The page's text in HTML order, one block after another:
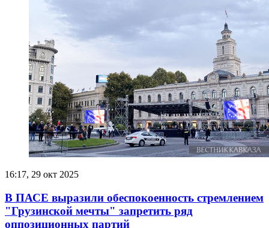
16:17, 29 окт 2025
В ПАСЕ выразили обеспокоенность стремлением
"Грузинской мечты" запретить ряд
оппозиционных партий